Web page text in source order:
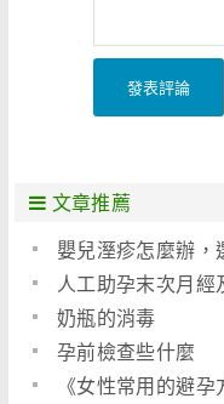
發表評論
文章推薦
嬰兒溼疹怎麼辦
人工助孕末次月經
奶瓶的消毒
孕前檢查些什麼
《女性常用的避